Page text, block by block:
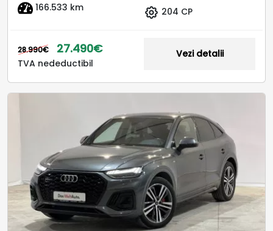
166.533 km
204 CP
28.990€ 27.490€
TVA nedeductibil
Vezi detalii